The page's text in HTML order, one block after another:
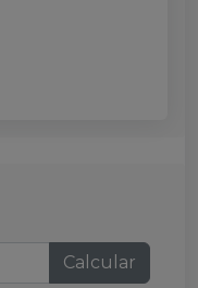
Calcular